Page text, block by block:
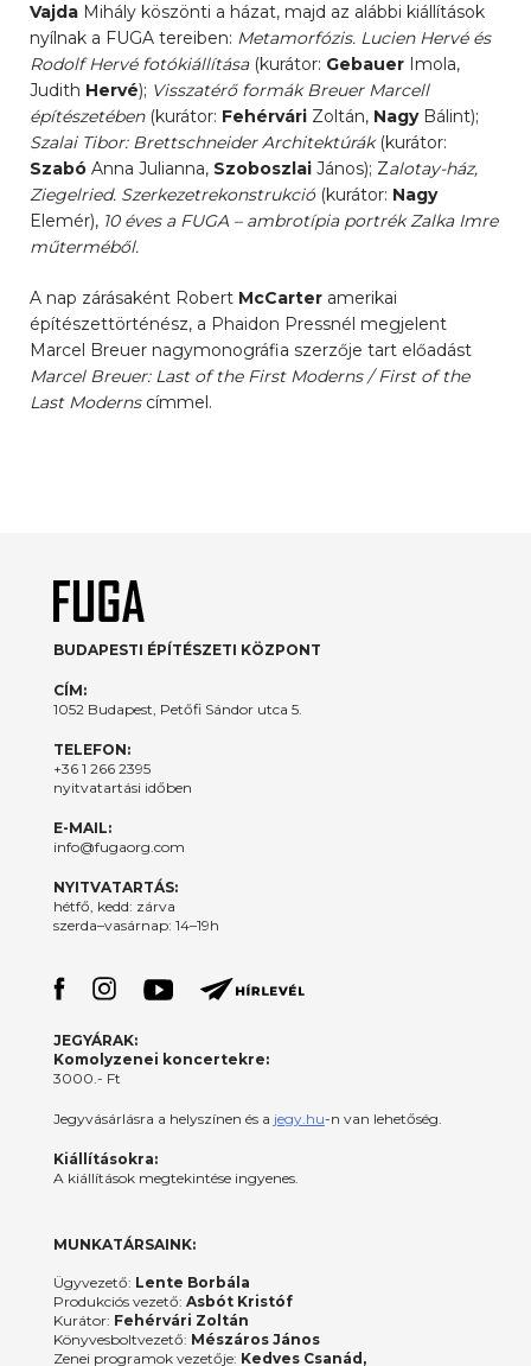
Vajda Mihály köszönti a házat, majd az alábbi kiállítások
nyílnak a FUGA tereiben: Metamorfózis. Lucien Hervé és
Rodolf Hervé fotókiállítása(kurátor: Gebauer Imola,
Judith Hervé); Visszatérő formák Breuer Marcell
építészetében(kurátor: Fehérvári Zoltán, NagyBálint);
Szalai Tibor: Brettschneider Architektúrák(kurátor:
Szabó Anna Julianna, Szoboszlai János); Zalotay-ház,
Ziegelried. Szerkezetrekonstrukció(kurátor: Nagy
Elemér), 10 éves a FUGA – ambrotípia portrék Zalka Imre
műterméből.
A nap zárásaként Robert McCarter amerikai
építészettörténész, a Phaidon Pressnél megjelent
Marcel Breuer nagymonográfia szerzője tart előadást
Marcel Breuer: Last of the First Moderns / First of the
Last Modernscímmel.
BUDAPESTI ÉPÍTÉSZETI KÖZPONT
CÍM:
1052 Budapest, Petőfi Sándor utca 5.
TELEFON:
+36 1 266 2395
nyitvatartási időben
E-MAIL:
info@fugaorg.com
NYITVATARTÁS:
hétfő, kedd: zárva
szerda–vasárnap: 14–19h
JEGYÁRAK:
Komolyzenei koncertekre:
3000.- Ft
Jegyvásárlásra a helyszínen és a jegy.hu-n van lehetőség.
Kiállításokra:
A kiállítások megtekintése ingyenes.
MUNKATÁRSAINK:
Ügyvezető: Lente Borbála
Produkciós vezető: Asbót Kristóf
Kurátor: Fehérvári Zoltán
Könyvesboltvezető: Mészáros János
Zenei programok vezetője: Kedves Csanád,